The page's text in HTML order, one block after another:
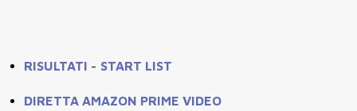
RISULTATI - START LIST
DIRETTA AMAZON PRIME VIDEO